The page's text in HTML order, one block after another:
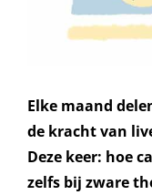
Elke maand
de kracht van
Deze keer: hoe
zelfs bij zware